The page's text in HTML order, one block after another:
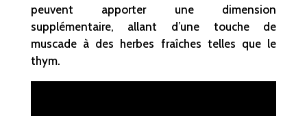
peuvent apporter une dimension
supplémentaire, allant d’une touche de
muscade à des herbes fraîches telles que le
thym.